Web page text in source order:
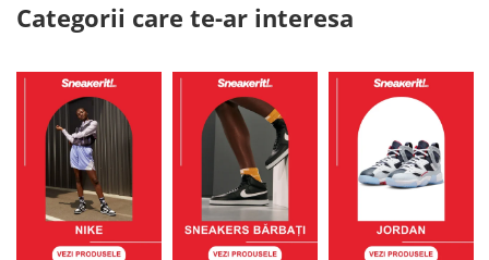
Categorii care te-ar interesa